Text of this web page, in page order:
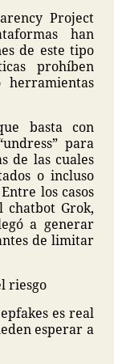
Project
han
de este tipo
prohíben
herramientas
basta con
para
de las cuales
o incluso
los casos
chatbot Grok,
a generar
de limitar
riesgo
es real
esperar a